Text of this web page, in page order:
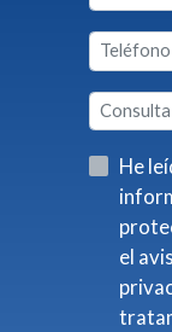
He
el aviso
privacidad